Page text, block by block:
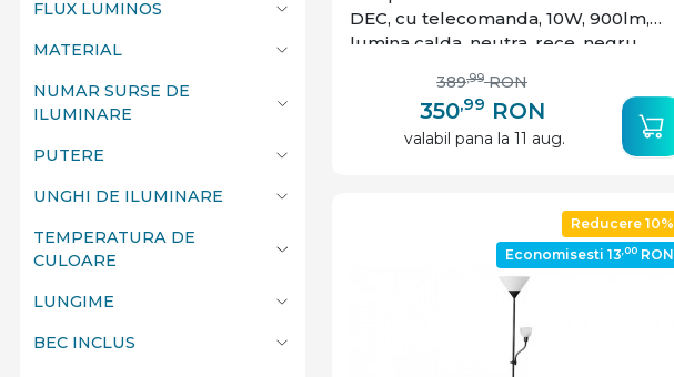
FLUX LUMINOS
MATERIAL
NUMAR SURSE DE
ILUMINARE
PUTERE
UNGHI DE ILUMINARE
TEMPERATURA DE
CULOARE
LUNGIME
BEC INCLUS
DEC, cu telecomanda, 10W, 900lm,
lumina calda, neutra, rece, negru,
350,99 RON
389,99 RON
valabil pana la 11 aug.
Reducere 10%
Economisesti 13,00 RON